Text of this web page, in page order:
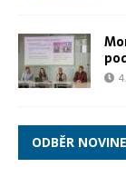
ODBĚR